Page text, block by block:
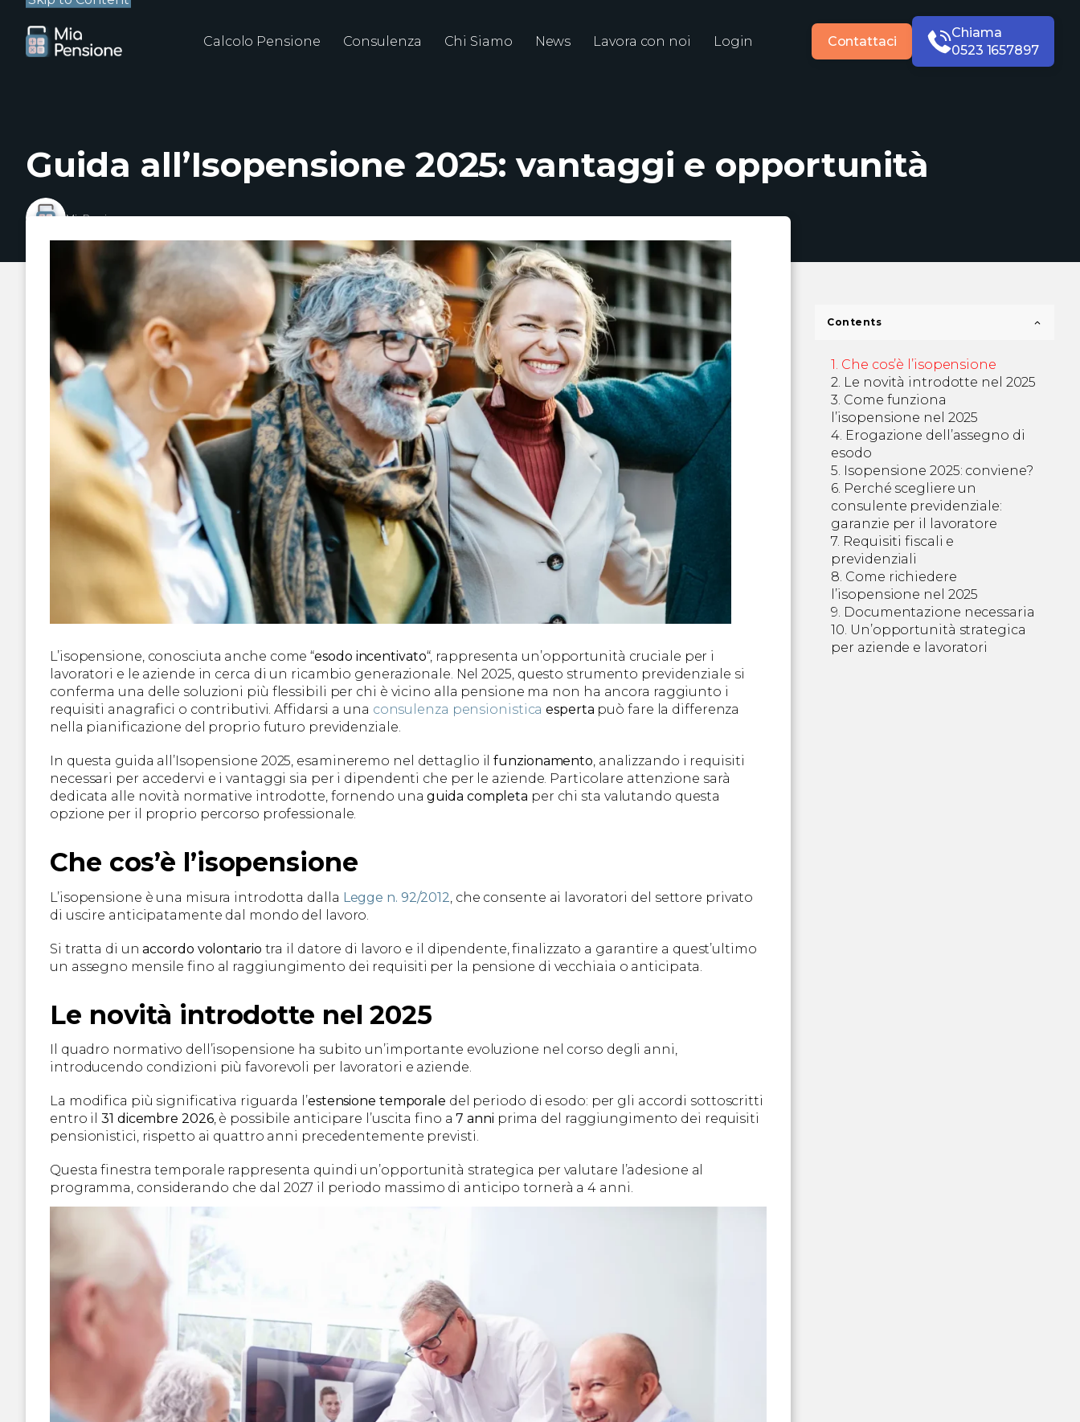
Calcolo Pensione Consulenza Chi Siamo News Lavora con noi Login Contattaci
Chiama
0523 1657897
Guida all’Isopensione 2025: vantaggi e opportunità
MiaPensione
Contents
Che cos’è l’isopensione
Le novità introdotte nel 2025
Come funziona
l’isopensione nel 2025
Accordo sindacale
Requisiti del lavoratore
Erogazione dell’assegno di
esodo
Isopensione 2025: conviene?
Per i lavoratori
Per le aziende
Perché scegliere un
consulente previdenziale:
garanzie per il lavoratore
Requisiti fiscali e
previdenziali
Come richiedere
l’isopensione nel 2025
Passaggi principali
Documentazione necessaria
Un’opportunità strategica
per aziende e lavoratori
L’isopensione, conosciuta anche come “esodo incentivato“, rappresenta un’opportunità cruciale per i
lavoratori e le aziende in cerca di un ricambio generazionale. Nel 2025, questo strumento previdenziale si
conferma una delle soluzioni più flessibili per chi è vicino alla pensione ma non ha ancora raggiunto i
requisiti anagrafici o contributivi. Affidarsi a una consulenza pensionistica esperta può fare la differenza
nella pianificazione del proprio futuro previdenziale.
In questa guida all’Isopensione 2025, esamineremo nel dettaglio ilfunzionamento, analizzando i requisiti
necessari per accedervi e i vantaggi sia per i dipendenti che per le aziende. Particolare attenzione sarà
dedicata alle novità normative introdotte, fornendo unaguida completa per chi sta valutando questa
opzione per il proprio percorso professionale.
Che cos’è l’isopensione
L’isopensione è una misura introdotta dalla Legge n. 92/2012, che consente ai lavoratori del settore privato
di uscire anticipatamente dal mondo del lavoro.
Si tratta di unaccordo volontario tra il datore di lavoro e il dipendente, finalizzato a garantire a quest’ultimo
un assegno mensile fino al raggiungimento dei requisiti per la pensione di vecchiaia o anticipata.
Le novità introdotte nel 2025
Il quadro normativo dell’isopensione ha subito un’importante evoluzione nel corso degli anni,
introducendo condizioni più favorevoli per lavoratori e aziende.
La modifica più significativa riguarda l’estensione temporale del periodo di esodo: per gli accordi sottoscritti
entro il31 dicembre 2026, è possibile anticipare l’uscita fino a7 anni prima del raggiungimento dei requisiti
pensionistici, rispetto ai quattro anni precedentemente previsti.
Questa finestra temporale rappresenta quindi un’opportunità strategica per valutare l’adesione al
programma, considerando che dal 2027 il periodo massimo di anticipo tornerà a 4 anni.